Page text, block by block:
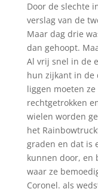
Door de slechte
verslag van de
Maar dag drie
dan gehoopt.
Al vrij snel in de
hun zijkant in de
liggen moeten
rechtgetrokken
wielen worden
het
graden en dat is
kunnen door, en
waar ze
Coronel. als